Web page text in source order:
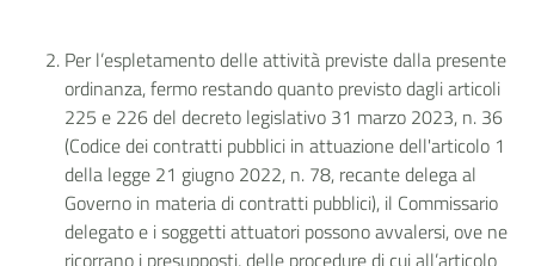
Per l’espletamento delle attività previste dalla presente
ordinanza, fermo restando quanto previsto dagli articoli
225 e 226 del decreto legislativo 31 marzo 2023, n. 36
(Codice dei contratti pubblici in attuazione dell'articolo 1
della legge 21 giugno 2022, n. 78, recante delega al
Governo in materia di contratti pubblici), il Commissario
delegato e i soggetti attuatori possono avvalersi, ove ne
ricorrano i presupposti, delle procedure di cui all’articolo